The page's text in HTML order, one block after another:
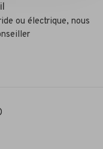
ou électrique, nous